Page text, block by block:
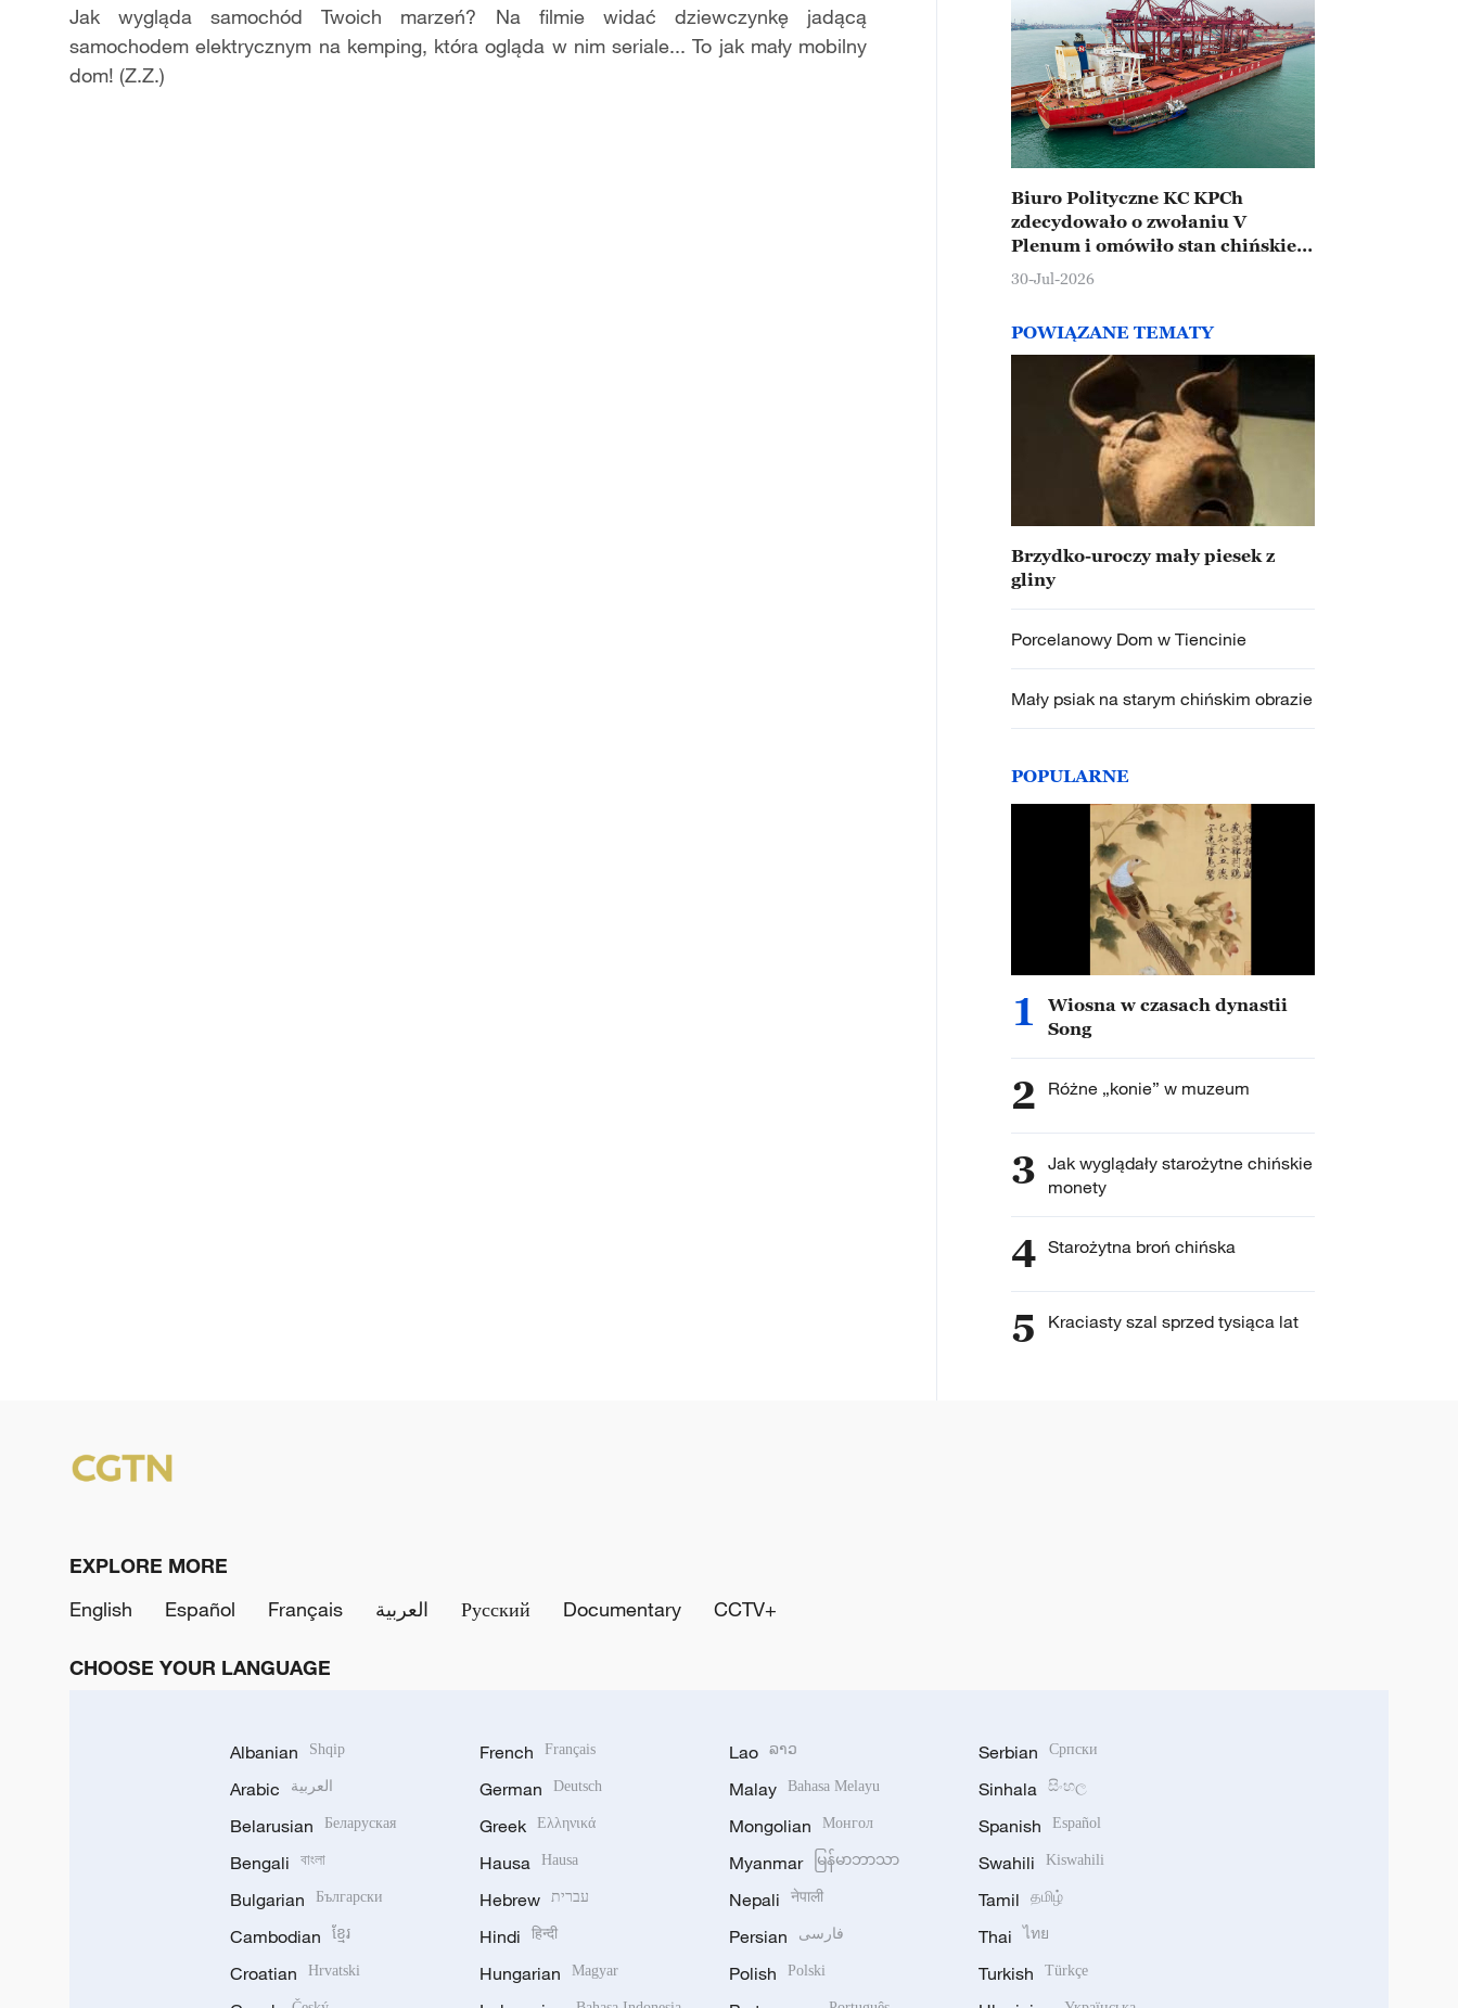
Video
Jak wygląda samochód Twoich marzeń? Na filmie widać dziewczynkę jadącą
samochodem elektrycznym na kemping, która ogląda w nim seriale... To jak mały mobilny
dom! (Z.Z.)
Biuro Polityczne KC KPCh
zdecydowało o zwołaniu V
Plenum i omówiło stan chińskiej
gospodarki
30-Jul-2026
POWIĄZANE TEMATY
Brzydko-uroczy mały piesek z
gliny
Porcelanowy Dom w Tiencinie
Mały psiak na starym chińskim obrazie
POPULARNE
1
Wiosna w czasach dynastii
Song
2 Różne „konie” w muzeum
3 Jak wyglądały starożytne chińskie
monety
4 Starożytna broń chińska
5 Kraciasty szal sprzed tysiąca lat
EXPLORE MORE
English
Español Français العربية Русский Documentary CCTV+
CHOOSE YOUR LANGUAGE
Albanian Shqip
Arabic العربية
Belarusian Беларуская
Bengali বাংলা
Bulgarian Български
Cambodian ខ្មែរ
Croatian Hrvatski
French Français
German Deutsch
Greek Ελληνικά
Hausa Hausa
Hebrew עברית
Hindi हिन्दी
Hungarian Magyar
Lao ລາວ
Malay Bahasa Melayu
Mongolian Монгол
Myanmar မြန်မာဘာသာ
Nepali नेपाली
Persian فارسی
Polish Polski
Serbian Српски
Sinhala සිංහල
Spanish Español
Swahili Kiswahili
Tamil தமிழ்
Thai ไทย
Turkish Türkçe